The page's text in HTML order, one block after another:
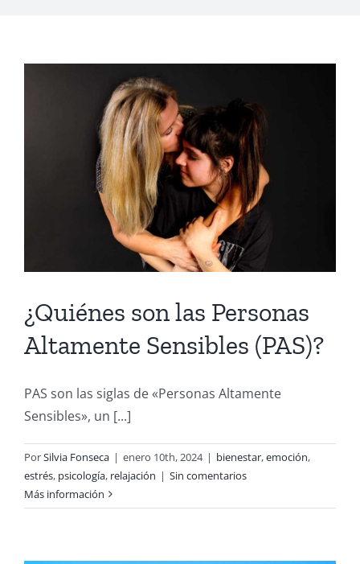
¿Quiénes son las Personas
Altamente Sensibles (PAS)?
PAS son las siglas de «Personas Altamente
Sensibles», un [...]
PorSilvia Fonseca | enero 10th, 2024 | bienestar,emoción,
estrés, psicología, relajación | Sin comentarios
Más información